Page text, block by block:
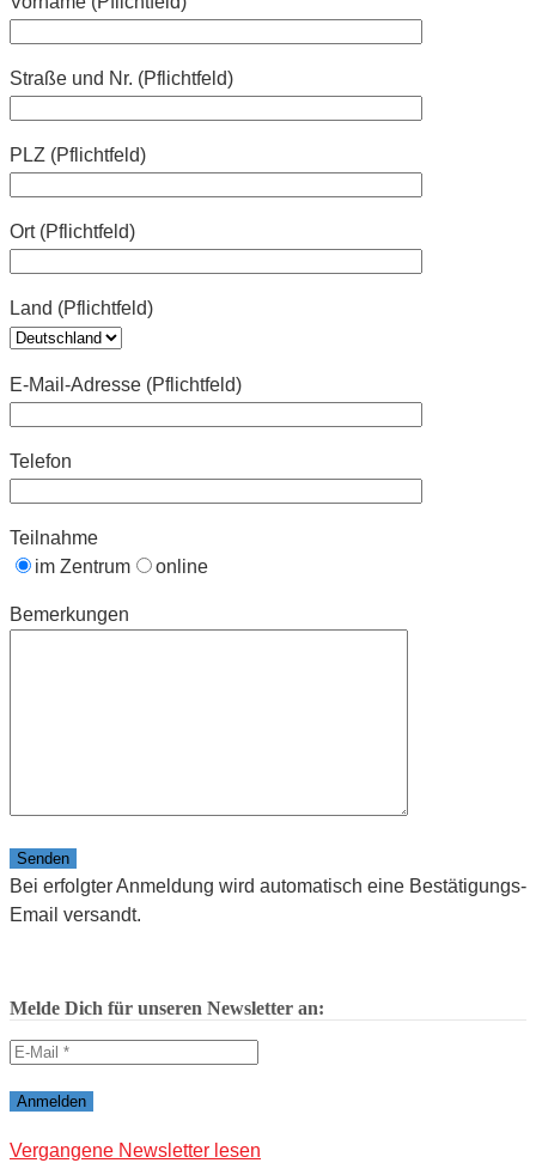
Straße und Nr. (Pflichtfeld)
PLZ (Pflichtfeld)
Ort (Pflichtfeld)
Land (Pflichtfeld)
E-Mail-Adresse (Pflichtfeld)
Telefon
Teilnahme
im Zentrum
online
Bemerkungen
Bitte lasse dieses Feld leer.
Bei erfolgter Anmeldung wird automatisch eine Bestätigungs-
Email versandt.
Melde Dich für unseren Newsletter an:
Vergangene Newsletter lesen